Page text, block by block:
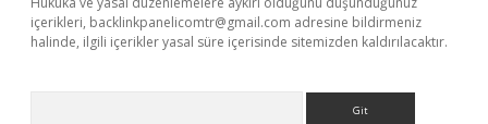
içerikleri, backlinkpanelicomtr@gmail.com adresine bildirmeniz
halinde, ilgili içerikler yasal süre içerisinde sitemizden kaldırılacaktır.